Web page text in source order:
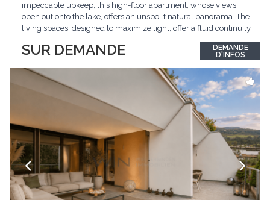
SUR DEMANDE
impeccable upkeep, this high-floor apartment, whose views
open out onto the lake, offers an unspoilt natural panorama. The
living spaces, designed to maximize light, offer a fluid continuity
comprises two bedrooms, each with its own bathroom,
guaranteeing comfort and privacy. Private...
DEMANDE
D'INFOS